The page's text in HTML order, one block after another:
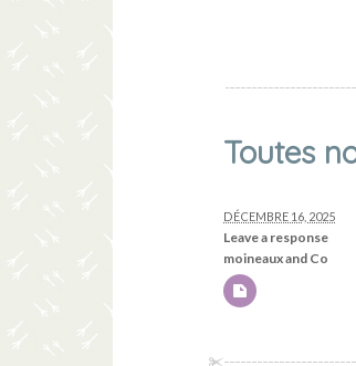
Toutes
DÉCEMBRE 16, 2025
Leave a response
moineaux and Co